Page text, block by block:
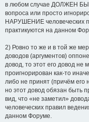
в любом случае ДОЛЖЕН
вопроса или просто
НАРУШЕНИЕ человеческих
практикуются на данном
2) Ровно то же и в той же
доводов (аргументов)
довод, то этот его довод не
проигнорирован как-то
либо не принят (причём
но этот довод обязан быть
вид, что «не заметил»
человеческих правил
данном Форуме.